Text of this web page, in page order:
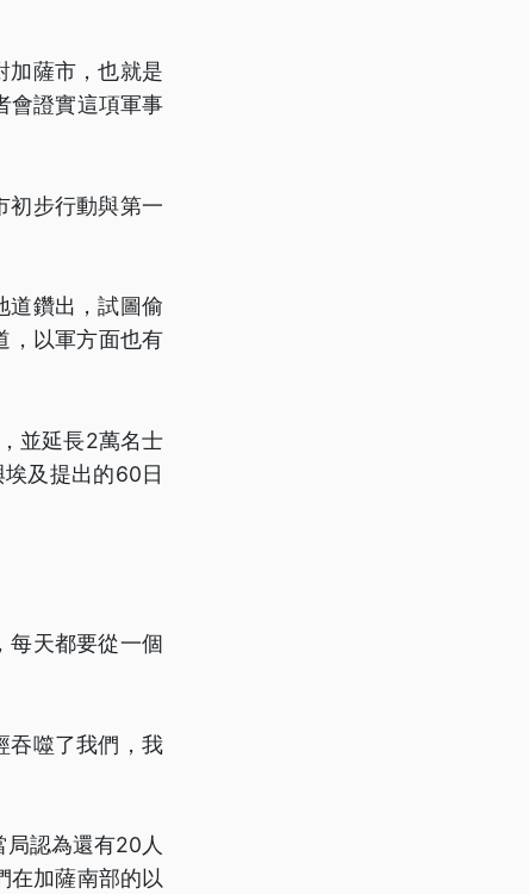
加薩市，也就是
會證實這項軍事
初步行動與第一
道鑽出，試圖偷
，以軍方面也有
並延長2萬名士
及提出的60日
每天都要從一個
吞噬了我們，我
認為還有20人
在加薩南部的以